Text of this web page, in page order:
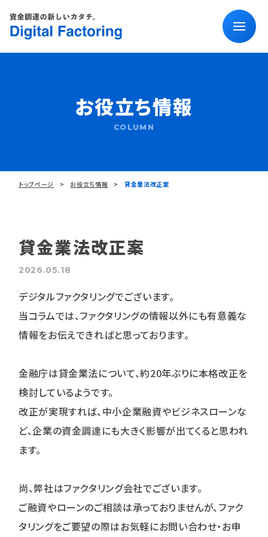
お役立ち情報
COLUMN
トップページ お役立ち情報 貸金業法改正案
貸金業法改正案
2026.05.18
デジタルファクタリングでございます。
当コラムでは、ファクタリングの情報以外にも有意義な
情報をお伝えできればと思っております。
金融庁は貸金業法について、約20年ぶりに本格改正を
検討しているようです。
改正が実現すれば、中小企業融資やビジネスローンな
ど、企業の資金調達にも大きく影響が出てくると思われ
ます。
尚、弊社はファクタリング会社でございます。
ご融資やローンのご相談は承っておりませんが、ファク
タリングをご要望の際はお気軽にお問い合わせ・お申